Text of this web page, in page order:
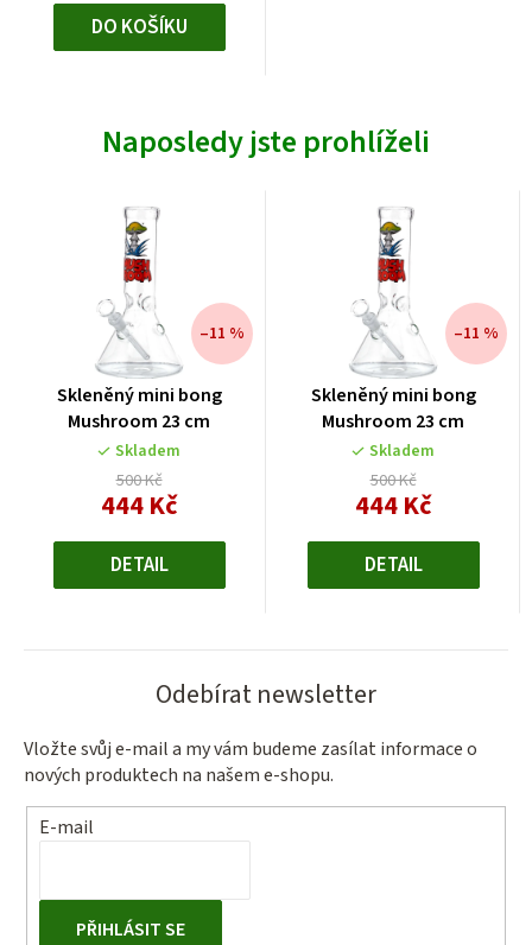
DO KOŠÍKU
Naposledy jste prohlíželi
Skleněný mini bong
Mushroom 23 cm
Skladem
500 Kč
–11 %
444 KčMěrná
DETAIL
Skleněný mini bong
Mushroom 23 cm
Skladem
500 Kč
–11 %
444 KčMěrná
DETAIL
Odebírat newsletter
Vložte svůj e-mail a my vám budeme zasílat informace o
nových produktech na našem e-shopu.
E-mail
PŘIHLÁSIT SE